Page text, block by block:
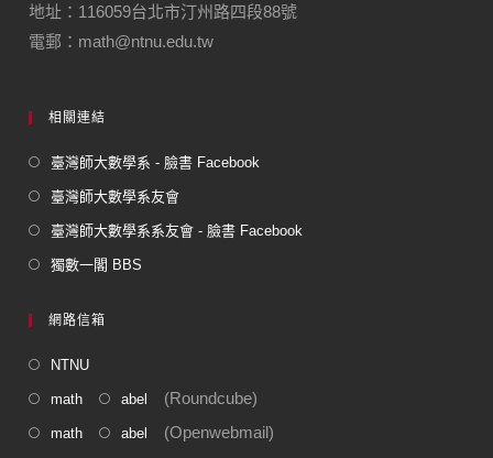
地址：116059台北市汀州路四段88號
電郵：math@ntnu.edu.tw
相關連結
臺灣師大數學系 - 臉書 Facebook
臺灣師大數學系友會
臺灣師大數學系系友會 - 臉書 Facebook
獨數一閣 BBS
網路信箱
NTNU
math abel (Roundcube)
math abel (Openwebmail)